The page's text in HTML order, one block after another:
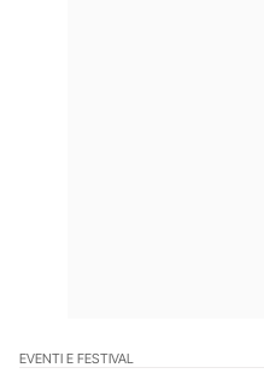
EVENTI E FESTIVAL